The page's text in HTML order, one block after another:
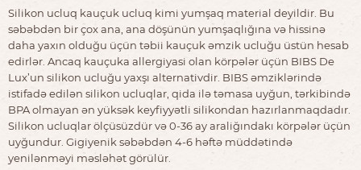
Silikon ucluq kauçuk ucluq kimi yumşaq material deyildir. Bu
səbəbdən bir çox ana, ana döşünün yumşaqlığına və hissinə
daha yaxın olduğu üçün təbii kauçuk əmzik ucluğu üstün hesab
edirlər. Ancaq kauçuka allergiyasi olan körpələr üçün BIBS De
Lux’un silikon ucluğu yaxşı alternativdir. BIBS əmziklərində
istifadə edilən silikon ucluqlar, qida ilə təmasa uyğun, tərkibində
BPA olmayan ən yüksək keyfiyyətli silikondan hazırlanmaqdadır.
Silikon ucluqlar ölçüsüzdür və 0-36 ay araliğındakı körpələr üçün
uyğundur. Gigiyenik səbəbdən 4-6 həftə müddətində
yenilənməyi məsləhət görülür.